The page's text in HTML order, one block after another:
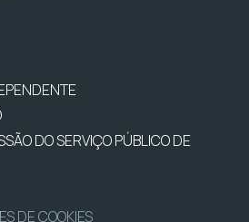
DO SERVIÇO PÚBLICO DE
DE COOKIES